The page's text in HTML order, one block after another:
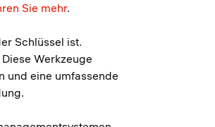
Sie mehr.
Schlüssel ist.
Werkzeuge
und eine umfassende